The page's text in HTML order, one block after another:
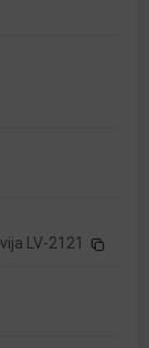
LV-2121